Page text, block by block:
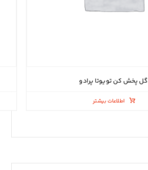
گل پخش کن تویوتا پرادو
اطلاعات بیشتر